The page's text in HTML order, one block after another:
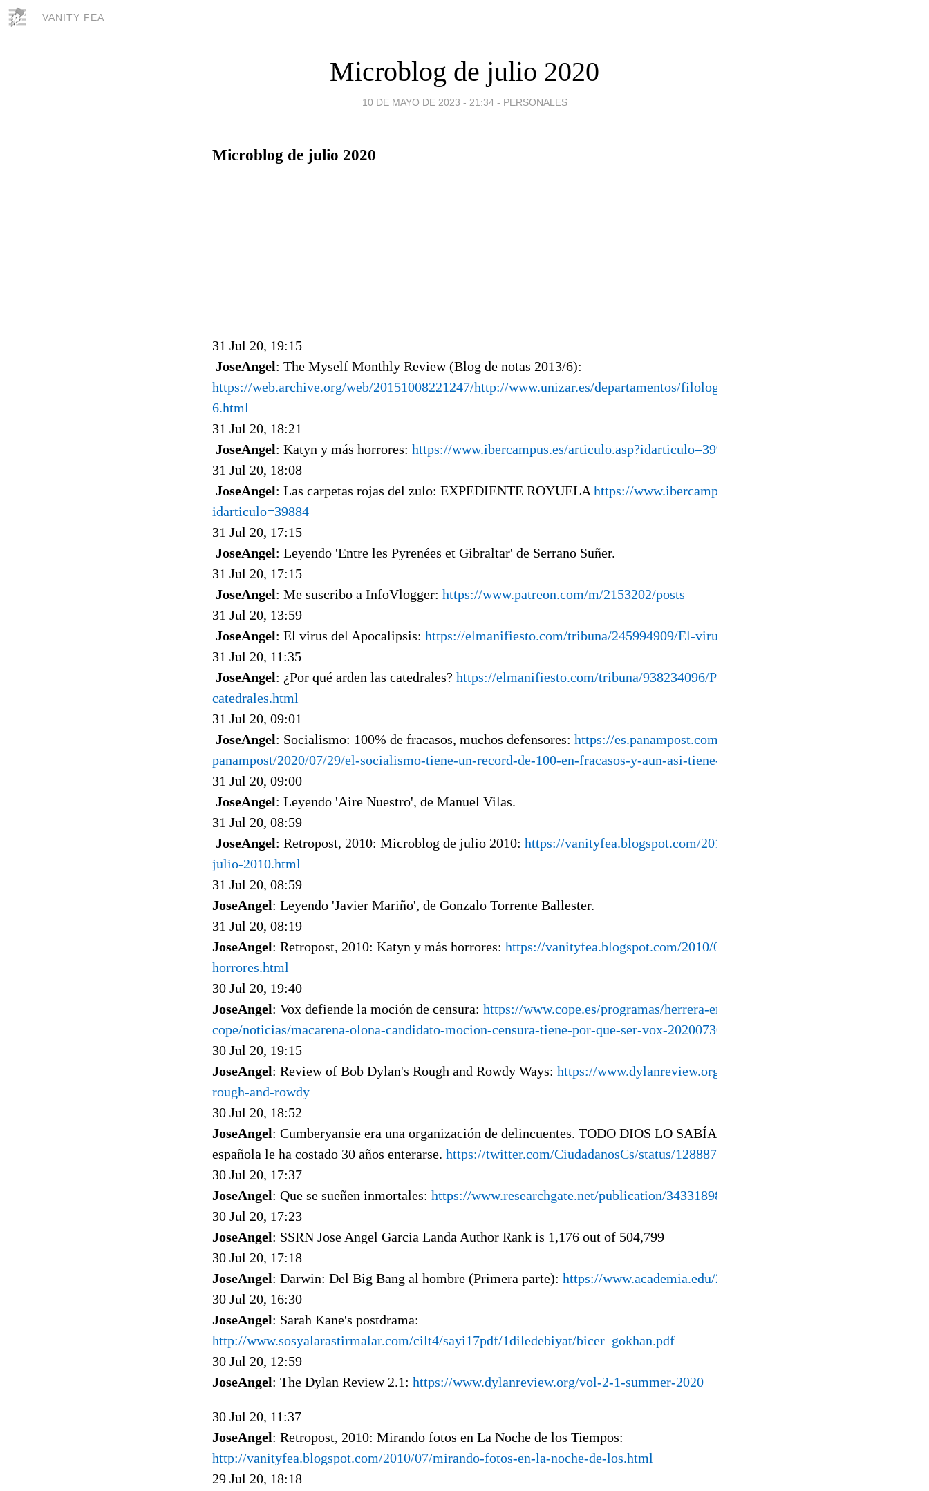
VANITY FEA
Microblog de julio 2020
10 DE MAYO DE 2023 - 21:34 - PERSONALES
Microblog de julio 2020
31 Jul 20, 19:15
JoseAngel: The Myself Monthly Review (Blog de notas 2013/6):
https://web.archive.org/web/20151008221247/http://www.unizar.es/departamentos/filologia_inglesa/garciala/z13-
6.html
31 Jul 20, 18:21
JoseAngel: Katyn y más horrores: https://www.ibercampus.es/articulo.asp?idarticulo=39932
31 Jul 20, 18:08
JoseAngel: Las carpetas rojas del zulo: EXPEDIENTE ROYUELA https://www.ibercampus.es/articulo.asp?
idarticulo=39884
31 Jul 20, 17:15
JoseAngel: Leyendo 'Entre les Pyrenées et Gibraltar' de Serrano Suñer.
31 Jul 20, 17:15
JoseAngel: Me suscribo a InfoVlogger: https://www.patreon.com/m/2153202/posts
31 Jul 20, 13:59
JoseAngel: El virus del Apocalipsis: https://elmanifiesto.com/tribuna/245994909/El-virus-del-Apocalipsis.html
31 Jul 20, 11:35
JoseAngel: ¿Por qué arden las catedrales? https://elmanifiesto.com/tribuna/938234096/Por-que-arden-las-
catedrales.html
31 Jul 20, 09:01
JoseAngel: Socialismo: 100% de fracasos, muchos defensores: https://es.panampost.com/fee-
panampost/2020/07/29/el-socialismo-tiene-un-record-de-100-en-fracasos-y-aun-asi-tiene-defensores/
31 Jul 20, 09:00
JoseAngel: Leyendo 'Aire Nuestro', de Manuel Vilas.
31 Jul 20, 08:59
JoseAngel: Retropost, 2010: Microblog de julio 2010: https://vanityfea.blogspot.com/2010/07/microblog-de-
julio-2010.html
31 Jul 20, 08:59
JoseAngel: Leyendo 'Javier Mariño', de Gonzalo Torrente Ballester.
31 Jul 20, 08:19
JoseAngel: Retropost, 2010: Katyn y más horrores: https://vanityfea.blogspot.com/2010/07/katyn-y-mas-
horrores.html
30 Jul 20, 19:40
JoseAngel: Vox defiende la moción de censura: https://www.cope.es/programas/herrera-en-
cope/noticias/macarena-olona-candidato-mocion-censura-tiene-por-que-ser-vox-20200730_838203
30 Jul 20, 19:15
JoseAngel: Review of Bob Dylan's Rough and Rowdy Ways: https://www.dylanreview.org/charles-hartman-
rough-and-rowdy
30 Jul 20, 18:52
JoseAngel: Cumberyansie era una organización de delincuentes. TODO DIOS LO SABÍA. Pero a la justicia
española le ha costado 30 años enterarse. https://twitter.com/CiudadanosCs/status/1288870467898466306
30 Jul 20, 17:37
JoseAngel: Que se sueñen inmortales: https://www.researchgate.net/publication/343318985
30 Jul 20, 17:23
JoseAngel: SSRN Jose Angel Garcia Landa Author Rank is 1,176 out of 504,799
30 Jul 20, 17:18
JoseAngel: Darwin: Del Big Bang al hombre (Primera parte): https://www.academia.edu/28460140/
30 Jul 20, 16:30
JoseAngel: Sarah Kane's postdrama:
http://www.sosyalarastirmalar.com/cilt4/sayi17pdf/1diledebiyat/bicer_gokhan.pdf
30 Jul 20, 12:59
JoseAngel: The Dylan Review 2.1: https://www.dylanreview.org/vol-2-1-summer-2020
30 Jul 20, 11:37
JoseAngel: Retropost, 2010: Mirando fotos en La Noche de los Tiempos:
http://vanityfea.blogspot.com/2010/07/mirando-fotos-en-la-noche-de-los.html
29 Jul 20, 18:18